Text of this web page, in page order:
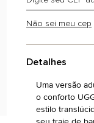
Não sei meu cep
Detalhes
Uma versão
o conforto
estilo